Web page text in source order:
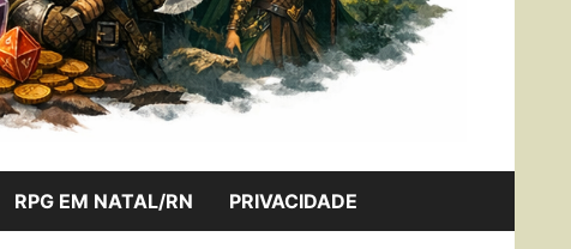
RPG EM NATAL/RN PRIVACIDADE